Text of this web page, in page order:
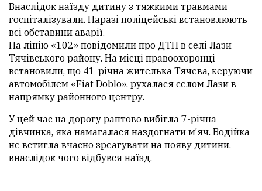
Внаслідок наїзду дитину з тяжкими травмами
госпіталізували. Наразі поліцейські встановлюють
всі обставини аварії.
На лінію «102» повідомили про ДТП в селі Лази
Тячівського району. На місці правоохоронці
встановили, що 41-річна жителька Тячева, керуючи
автомобілем «Fiat Doblo», рухалася селом Лази в
напрямку районного центру.
У цей час на дорогу раптово вибігла 7-річна
дівчинка, яка намагалася наздогнати м’яч. Водійка
не встигла вчасно зреагувати на появу дитини,
внаслідок чого відбувся наїзд.